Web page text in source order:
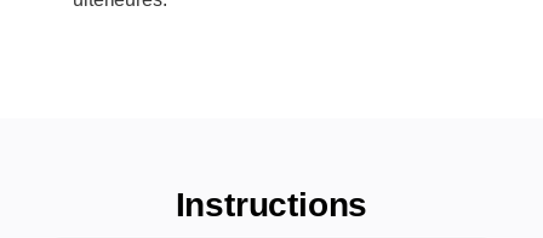
Instructions